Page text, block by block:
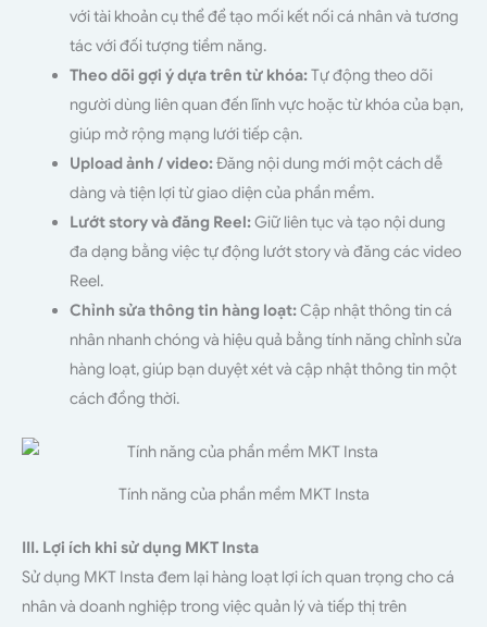
với tài khoản cụ thể để tạo mối kết nối cá nhân và tương
tác với đối tượng tiềm năng.
Theo dõi gợi ý dựa trên từ khóa:Tự động theo dõi
người dùng liên quan đến lĩnh vực hoặc từ khóa của bạn,
giúp mở rộng mạng lưới tiếp cận.
Upload ảnh / video:Đăng nội dung mới một cách dễ
dàng và tiện lợi từ giao diện của phần mềm.
Lướt story và đăng Reel:Giữ liên tục và tạo nội dung
đa dạng bằng việc tự động lướt story và đăng các video
Reel.
Chỉnh sửa thông tin hàng loạt:Cập nhật thông tin cá
nhân nhanh chóng và hiệu quả bằng tính năng chỉnh sửa
hàng loạt, giúp bạn duyệt xét và cập nhật thông tin một
cách đồng thời.
Tính năng của phần mềm MKT Insta
III. Lợi ích khi sử dụng MKT Insta
Sử dụng MKT Insta đem lại hàng loạt lợi ích quan trọng cho cá
nhân và doanh nghiệp trong việc quản lý và tiếp thị trên